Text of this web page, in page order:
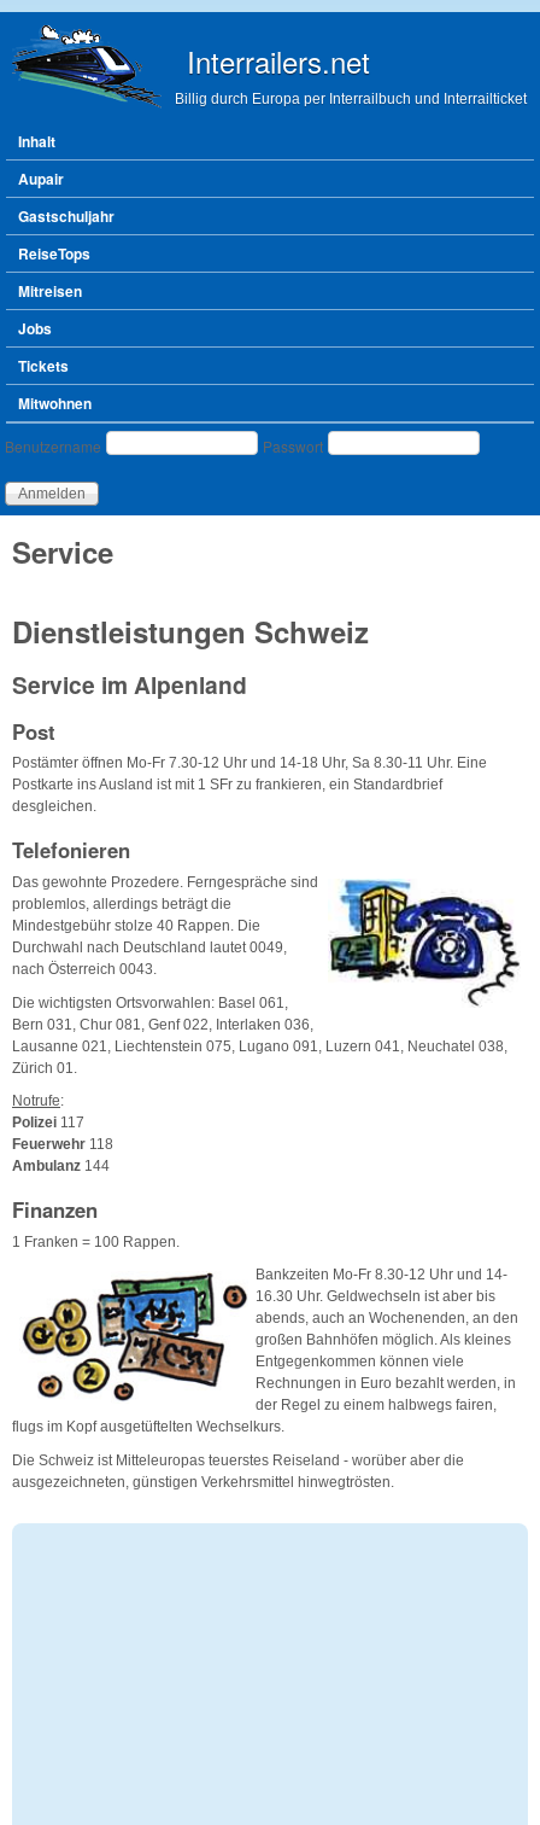
Interrailers.net
Billig durch Europa per Interrailbuch und Interrailticket
Hauptmenü
Inhalt
Aupair
Gastschuljahr
ReiseTops
Mitreisen
Jobs
Tickets
Mitwohnen
Benutzeranmeldung
Benutzername Passwort
Service
Dienstleistungen Schweiz
Service im Alpenland
Post
Postämter öffnen Mo-Fr 7.30-12 Uhr und 14-18 Uhr, Sa 8.30-11 Uhr. Eine
Postkarte ins Ausland ist mit 1 SFr zu frankieren, ein Standardbrief
desgleichen.
Telefonieren
Das gewohnte Prozedere. Ferngespräche sind
problemlos, allerdings beträgt die
Mindestgebühr stolze 40 Rappen. Die
Durchwahl nach Deutschland lautet 0049,
nach Österreich 0043.
Die wichtigsten Ortsvorwahlen: Basel 061,
Bern 031, Chur 081, Genf 022, Interlaken 036,
Lausanne 021, Liechtenstein 075, Lugano 091, Luzern 041, Neuchatel 038,
Zürich 01.
Notrufe:
Polizei 117
Feuerwehr 118
Ambulanz 144
Finanzen
1 Franken = 100 Rappen.
Bankzeiten Mo-Fr 8.30-12 Uhr und 14-
16.30 Uhr. Geldwechseln ist aber bis
abends, auch an Wochenenden, an den
großen Bahnhöfen möglich. Als kleines
Entgegenkommen können viele
Rechnungen in Euro bezahlt werden, in
der Regel zu einem halbwegs fairen,
flugs im Kopf ausgetüftelten Wechselkurs.
Die Schweiz ist Mitteleuropas teuerstes Reiseland - worüber aber die
ausgezeichneten, günstigen Verkehrsmittel hinwegtrösten.